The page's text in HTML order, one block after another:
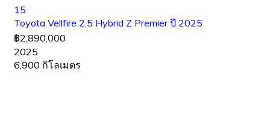
15
Toyota Vellfire 2.5 Hybrid Z Premier ปี 2025
฿2,890,000
2025
6,900 กิโลเมตร